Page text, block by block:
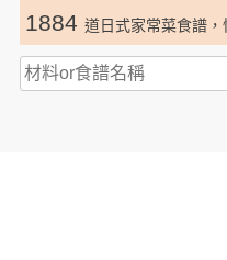
1884 道日式家常菜食譜，